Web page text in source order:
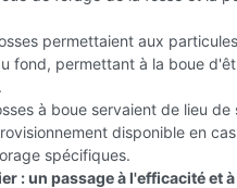
permettaient aux
fond, permettant à la boue
à boue servaient de lieu
disponible en
spécifiques.
: un passage à l'efficacité et